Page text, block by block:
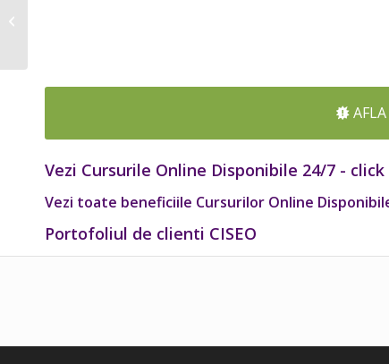
Vezi Cursurile Online Disponibile 24/7 - click
Vezi toate beneficiile Cursurilor Online
Portofoliul de clienti CISEO